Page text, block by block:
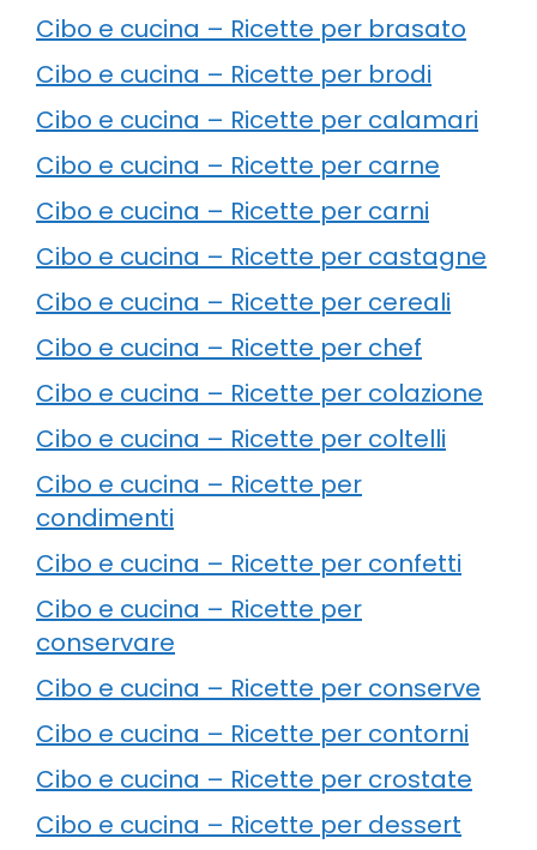
Cibo e cucina – Ricette per brasato
Cibo e cucina – Ricette per brodi
Cibo e cucina – Ricette per calamari
Cibo e cucina – Ricette per carne
Cibo e cucina – Ricette per carni
Cibo e cucina – Ricette per castagne
Cibo e cucina – Ricette per cereali
Cibo e cucina – Ricette per chef
Cibo e cucina – Ricette per colazione
Cibo e cucina – Ricette per coltelli
Cibo e cucina – Ricette per
condimenti
Cibo e cucina – Ricette per confetti
Cibo e cucina – Ricette per
conservare
Cibo e cucina – Ricette per conserve
Cibo e cucina – Ricette per contorni
Cibo e cucina – Ricette per crostate
Cibo e cucina – Ricette per dessert